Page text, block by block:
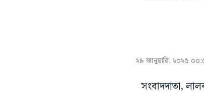
২৯ জানুয়ারি, ২০২৫
সংবাদদাতা,